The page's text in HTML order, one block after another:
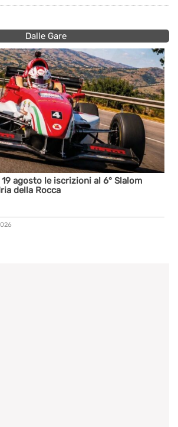
Dalle Gare
agosto le iscrizioni al 6° Slalom
della Rocca